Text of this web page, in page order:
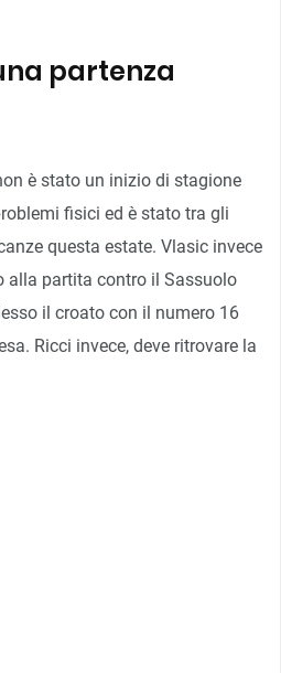
partenza
è stato un inizio di stagione
fisici ed è stato tra gli
questa estate. Vlasic invece
alla partita contro il Sassuolo
il croato con il numero 16
Ricci invece, deve ritrovare la